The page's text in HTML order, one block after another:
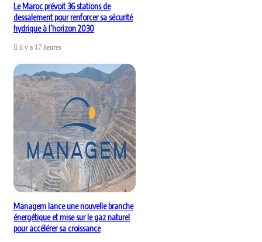
Le Maroc prévoit 36 stations de
dessalement pour renforcer sa sécurité
hydrique à l’horizon 2030
il y a 17 heures
Managem lance une nouvelle branche
énergétique et mise sur le gaz naturel
pour accélérer sa croissance